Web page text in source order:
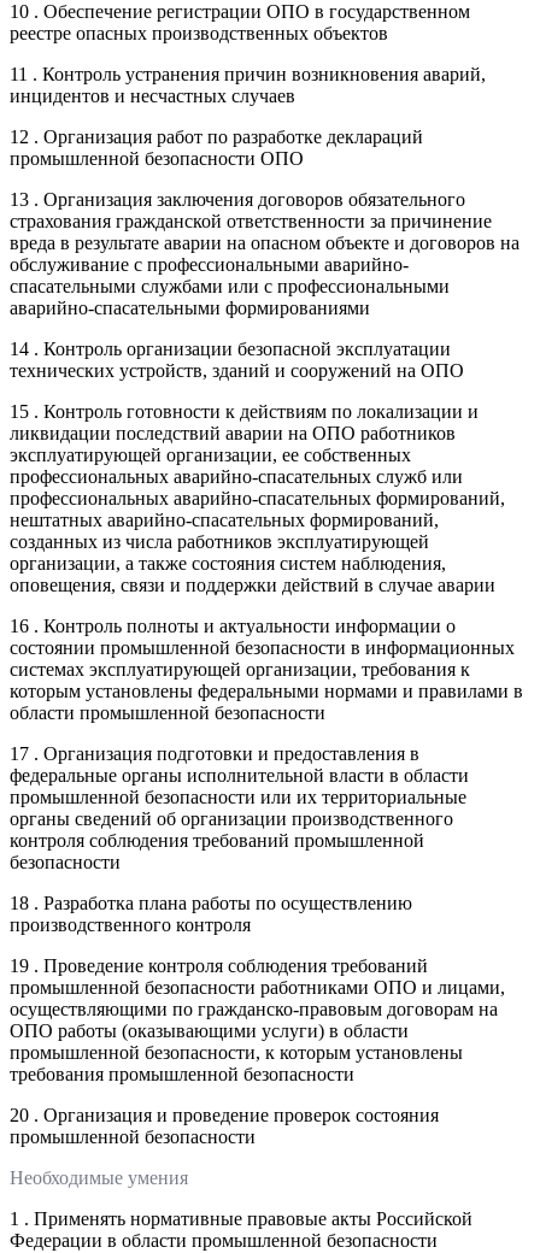
10 . Обеспечение регистрации ОПО в государственном
реестре опасных производственных объектов
11 . Контроль устранения причин возникновения аварий,
инцидентов и несчастных случаев
12 . Организация работ по разработке деклараций
промышленной безопасности ОПО
13 . Организация заключения договоров обязательного
страхования гражданской ответственности за причинение
вреда в результате аварии на опасном объекте и договоров на
обслуживание с профессиональными аварийно-
спасательными службами или с профессиональными
аварийно-спасательными формированиями
14 . Контроль организации безопасной эксплуатации
технических устройств, зданий и сооружений на ОПО
15 . Контроль готовности к действиям по локализации и
ликвидации последствий аварии на ОПО работников
эксплуатирующей организации, ее собственных
профессиональных аварийно-спасательных служб или
профессиональных аварийно-спасательных формирований,
нештатных аварийно-спасательных формирований,
созданных из числа работников эксплуатирующей
организации, а также состояния систем наблюдения,
оповещения, связи и поддержки действий в случае аварии
16 . Контроль полноты и актуальности информации о
состоянии промышленной безопасности в информационных
системах эксплуатирующей организации, требования к
которым установлены федеральными нормами и правилами в
области промышленной безопасности
17 . Организация подготовки и предоставления в
федеральные органы исполнительной власти в области
промышленной безопасности или их территориальные
органы сведений об организации производственного
контроля соблюдения требований промышленной
безопасности
18 . Разработка плана работы по осуществлению
производственного контроля
19 . Проведение контроля соблюдения требований
промышленной безопасности работниками ОПО и лицами,
осуществляющими по гражданско-правовым договорам на
ОПО работы (оказывающими услуги) в области
промышленной безопасности, к которым установлены
требования промышленной безопасности
20 . Организация и проведение проверок состояния
промышленной безопасности
Необходимые умения
1 . Применять нормативные правовые акты Российской
Федерации в области промышленной безопасности